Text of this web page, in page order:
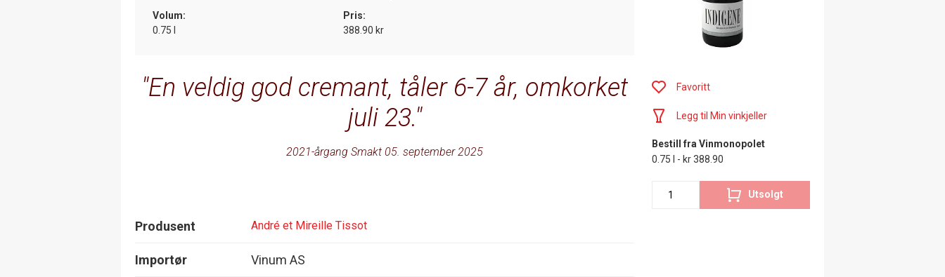
Volum:
0.75 l
Pris:
388.90 kr
En veldig god cremant, tåler 6-7 år, omkorket
juli 23.
2021-årgang Smakt 05. september 2025
Produsent André et Mireille Tissot
Importør Vinum AS
Favoritt
Legg til Min vinkjeller
Bestill fra Vinmonopolet
0.75 l - kr 388.90
Utsolgt